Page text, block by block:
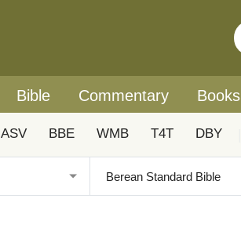
Bible Commentary Books
ASV BBE WMB T4T DBY